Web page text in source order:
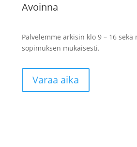
Avoinna
Palvelemme arkisin klo 9 – 16 sekä
sopimuksen mukaisesti.
Varaa aika